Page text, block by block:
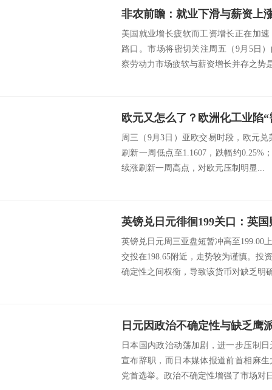
非农前瞻：就业下滑与薪资上
美国就业增长疲软而工资增长正在加
路口。市场将密切关注周五（9月5日
察劳动力市场疲软与薪资增长并存之势
欧元又怎么了？欧洲化工业陷
周三（9月3日）亚欧交易时段，欧元
刷新一周低点至1.1607，跌幅约0.25%
续涨刷新一周高点，对欧元压制明显...
英镑兑日元周三亚盘短暂冲高至199.00
交投在198.65附近，走势较为谨慎。投
确定性之间权衡，导致该货币对缺乏明
日本国内政治动荡加剧，进一步压制
宣布辞职，而日本媒体报道前首相麻
党首选举。政治不确定性增强了市场对